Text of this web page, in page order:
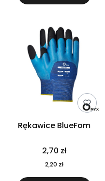
Rękawice BlueFom
Cena
2,70 zł
Cena
2,20 zł